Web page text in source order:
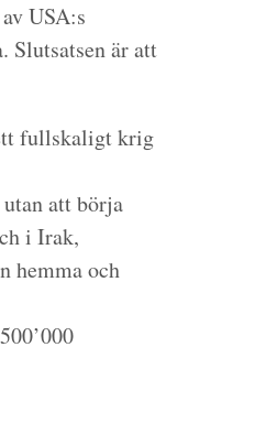
USA:s
Slutsatsen är att
fullskaligt krig
att börja
i Irak,
hemma och